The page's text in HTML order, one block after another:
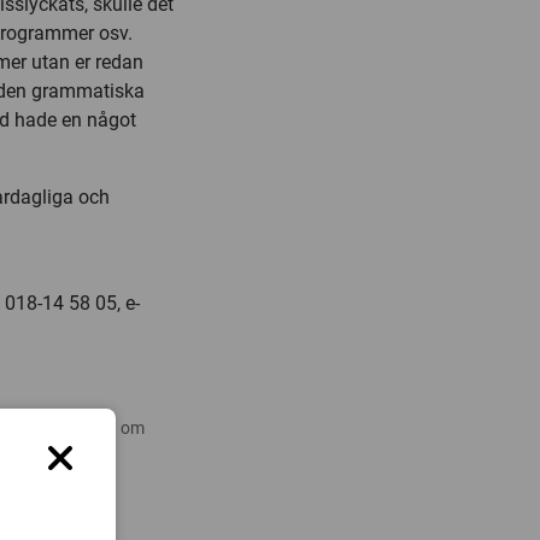
osv.
utan er redan
grammatiska
hade en något
och
14 58 05, e-
forskning om